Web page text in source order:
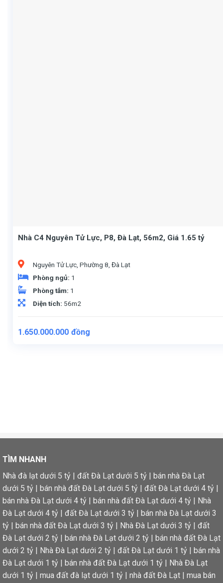
Nhà C4 Nguyên Tử Lực, P8, Đà Lạt, 56m2, Giá 1.65 tỷ
Nguyên Tử Lực, Phường 8, Đà Lạt
Phòng ngủ: 1
Phòng tắm: 1
Diện tích: 56m2
1.650.000.000 đồng
TÌM NHANH
Nhà đà lạt dưới 5 tỷ | đất Đà Lạt dưới 5 tỷ | bán nhà Đà Lạt
dưới 5 tỷ | bán nhà đất Đà Lạt dưới 5 tỷ | đất Đà Lạt dưới 4 tỷ |
bán nhà Đà Lạt dưới 4 tỷ | bán nhà đất Đà Lạt dưới 4 tỷ | Nhà
Đà Lạt dưới 4 tỷ | đất Đà Lạt dưới 3 tỷ | bán nhà Đà Lạt dưới 3
tỷ | bán nhà đất Đà Lạt dưới 3 tỷ | Nhà Đà Lạt dưới 3 tỷ | đất
Đà Lạt dưới 2 tỷ | bán nhà Đà Lạt dưới 2 tỷ | bán nhà đất Đà Lạt
dưới 2 tỷ | Nhà Đà Lạt dưới 2 tỷ | đất Đà Lạt dưới 1 tỷ | bán nhà
Đà Lạt dưới 1 tỷ | bán nhà đất Đà Lạt dưới 1 tỷ | Nhà Đà Lạt
dưới 1 tỷ | mua đất đà lạt dưới 1 tỷ | nhà đất Đà Lạt | mua bán